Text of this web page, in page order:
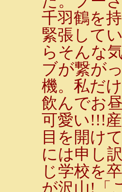
千羽鶴を
緊張して
らそんな
ブが繋が
機。私だ
飲んでお
可愛い!!!
目を開け
には申し
じ学校を
が沢山!「